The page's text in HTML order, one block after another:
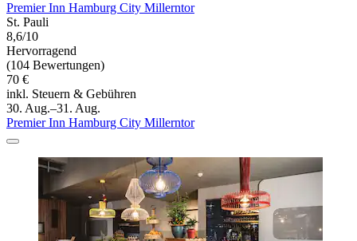
Premier Inn Hamburg City Millerntor
St. Pauli
8,6/10
Hervorragend
(104 Bewertungen)
70 €
inkl. Steuern & Gebühren
30. Aug.–31. Aug.
Premier Inn Hamburg City Millerntor